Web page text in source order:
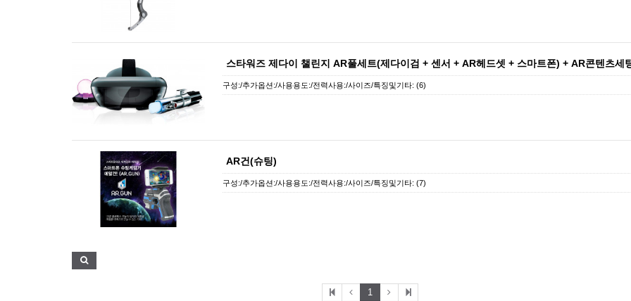
스타워즈 제다이 챌린지 AR풀세트(제다이검 + 센서 + AR헤드셋 + 스마트폰) + AR콘텐츠세
구성:/추가옵션:/사용용도:/전력사용:/사이즈/특징및기타: (6)
AR건(슈팅)
구성:/추가옵션:/사용용도:/전력사용:/사이즈/특징및기타: (7)
1